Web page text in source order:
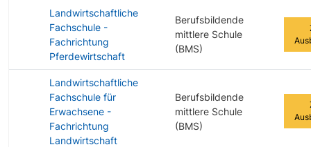
Landwirtschaftliche
Fachschule -
Fachrichtung
Pferdewirtschaft
Berufsbildende
mittlere Schule
(BMS)
Landwirtschaftliche
Fachschule für
Erwachsene -
Fachrichtung
Landwirtschaft
Berufsbildende
mittlere Schule
(BMS)